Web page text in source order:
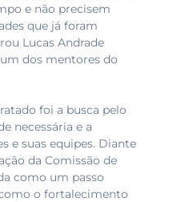
e não precisem
que já foram
Lucas Andrade
dos mentores do
foi a busca pelo
necessária e a
e suas equipes. Diante
da Comissão de
como um passo
o fortalecimento